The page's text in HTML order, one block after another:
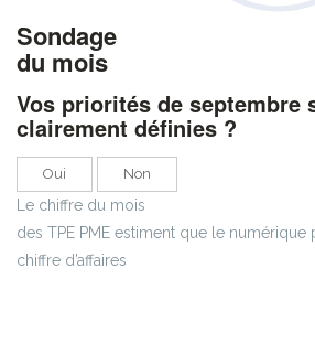
Sondage
du mois
Vos priorités de septembre
clairement définies ?
Oui Non
Le chiffre du mois
des TPE PME estiment que le numérique
chiffre d’affaires